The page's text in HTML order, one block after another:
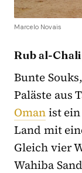
Marcelo Novais
Rub al-
Bunte
Paläste aus
Omanist
Land mit
Gleich vier
Wahiba